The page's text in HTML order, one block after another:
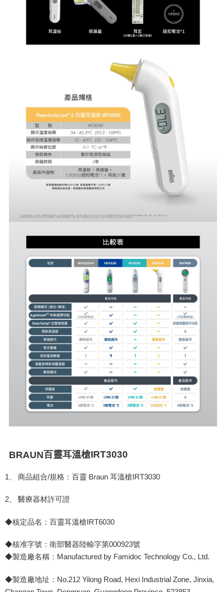
BRAUN百靈耳溫槍IRT3030
1、 商品組合/規格：百靈 Braun 耳溫槍 IRT3030
2、 醫療器材許可證
◆核定品名：百靈耳溫槍 IRT6030
◆核准字號：衛部醫器陸輸字第000923號
◆製造廠名稱： Manufactured by Famidoc Technology Co., Ltd.
◆製造廠地址： No.212 Yilong Road, Hexi Industrial Zone, Jinxia,